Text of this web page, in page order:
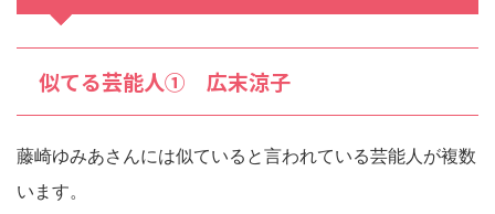
似てる芸能人① 広末涼子
藤崎ゆみあさんには似ていると言われている芸能人が複数
います。